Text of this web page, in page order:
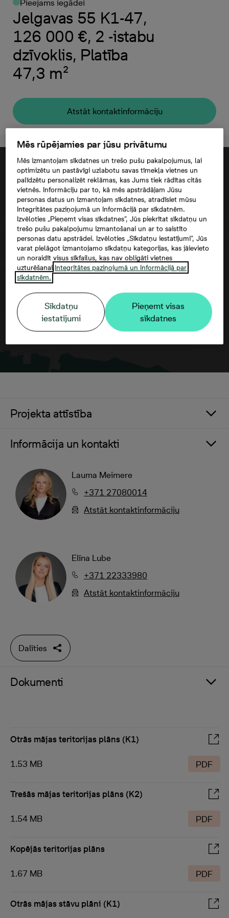
Pieejams iegādei
Jelgavas 55 K1-47,
126 000 €, 2 -istabu
dzīvoklis, Platība
47,3 m²
Atstāt kontaktinformāciju
Google maps trešās puses datu
izmantošana
Projekta attīstība
Informācija un kontakti
Lauma Meimere
+371 27080014
Atstāt kontaktinformāciju
Elīna Lube
+371 22333980
Atstāt kontaktinformāciju
Dalīties
Dokumenti
Otrās mājas teritorijas plāns (K1)
1.53 MB PDF
Trešās mājas teritorijas plāns (K2)
1.54 MB PDF
Kopējās teritorijas plāns
1.67 MB PDF
Otrās mājas stāvu plāni (K1)
Mēs rūpējamies par jūsu privātumu
Mēs izmantojam sīkdatnes un trešo pušu pakalpojumus, lai
optimizētu un pastāvīgi uzlabotu savas tīmekļa vietnes un
palīdzētu personalizēt reklāmas, kas Jums tiek rādītas citās
vietnēs. Informāciju par to, kā mēs apstrādājam Jūsu
personas datus un izmantojam sīkdatnes, atradīsiet mūsu
Integritātes paziņojumā un Informācijā par sīkdatnēm.
Izvēloties „Pieņemt visas sīkdatnes”, Jūs piekrītat sīkdatņu un
trešo pušu pakalpojumu izmantošanai un ar to saistīto
personas datu apstrādei. Izvēloties „Sīkdatņu iestatījumi”, Jūs
varat pielāgot izmantojamo sīkdatņu kategorijas, kas jāievieto
un noraidīt visus sīkfailus, kas nav obligāti vietnes
uzturēšanai.Integritātes paziņojumā un Informācijā par
sīkdatnēm.
Sīkdatņu
iestatījumi
Pieņemt visas
sīkdatnes